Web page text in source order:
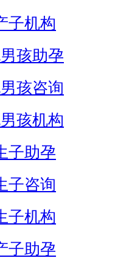
子机构
孩助孕
孩咨询
孩机构
子助孕
子咨询
子机构
子助孕